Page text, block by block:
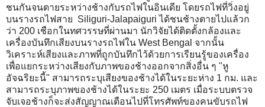
ชนกันจนตายระหว่างช้างกับรถไฟในอินเดีย โดยรถไฟที่วิ่งอยู่
บนรางรถไฟสาย Siliguri-Jalapaiguri ได้ชนช้างตายไปแล้วก
ว่า 200 เชือกในทศวรรษที่ผ่านมา นักวิจัยได้ติดตั้งกล้องและ
เครื่องบันทึกเสียงบนรางรถไฟใน West Bengal จากนั้น
วิเคราะห์เสียงและภาพที่ถูกบันทึกไว้ด้วยการเรียนรู้ของเครื่อง
เพื่อแยกระหว่างเสียงกับภาพของช้างออกจากสิ่งอื่น ๆ "หู
อัจฉริยะนี้" สามารถระบุเสียงของช้างได้ในระยะห่าง 1 กม. และ
สามารถระบุภาพของช้างได้ในระยะ 250 เมตร เมื่อระบบตรวจ
จับเจอช้างก็จะส่งสัญญาณเตือนไปที่โทรศัพท์ของคนขับรถไฟ